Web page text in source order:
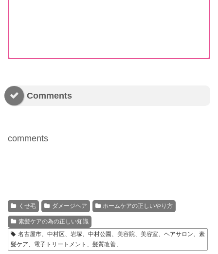
Comments
comments
くせ毛 ダメージヘア ホームケアの正しいやり方
素髪ケアの為の正しい知識
名古屋市、中村区、岩塚、中村公園、美容院、美容室、ヘアサロン、素
髪ケア、電子トリートメント、髪質改善、